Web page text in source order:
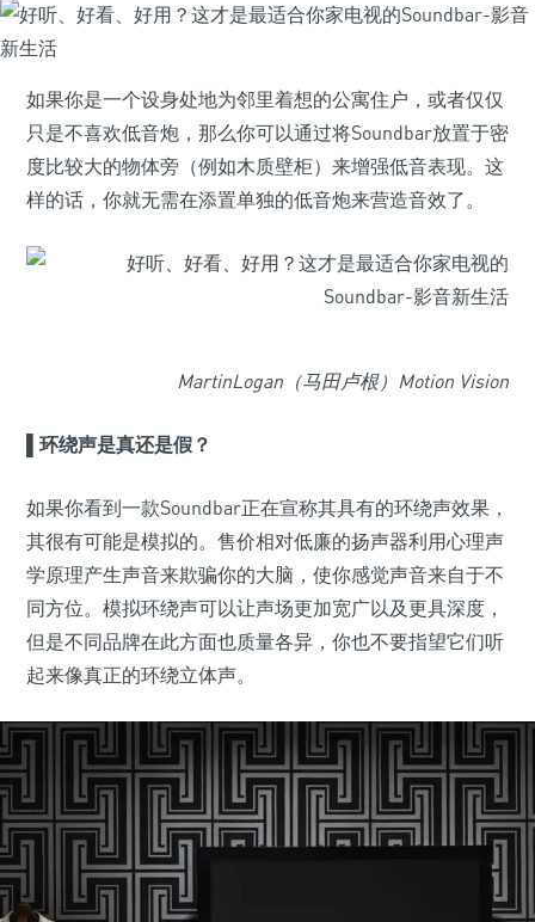
如果你是一个设身处地为邻里着想的公寓住户，或者仅仅
只是不喜欢低音炮，那么你可以通过将Soundbar放置于密
度比较大的物体旁（例如木质壁柜）来增强低音表现。这
样的话，你就无需在添置单独的低音炮来营造音效了。
MartinLogan（马田卢根）Motion Vision
▌环绕声是真还是假？
如果你看到一款Soundbar正在宣称其具有的环绕声效果，
其很有可能是模拟的。售价相对低廉的扬声器利用心理声
学原理产生声音来欺骗你的大脑，使你感觉声音来自于不
同方位。模拟环绕声可以让声场更加宽广以及更具深度，
但是不同品牌在此方面也质量各异，你也不要指望它们听
起来像真正的环绕立体声。